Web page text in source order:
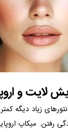
لایت و
زیاد دیگه
رفتن. میکاپ